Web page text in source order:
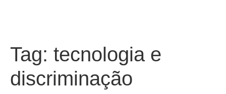
Tag: tecnologia e
discriminação